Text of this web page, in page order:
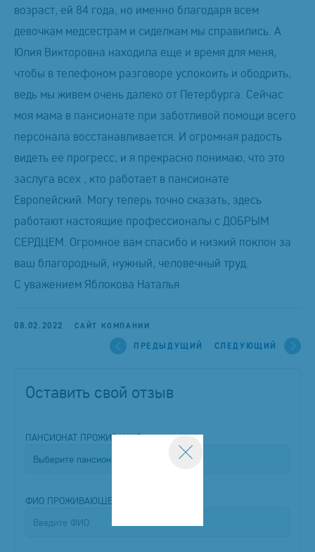
возраст, ей 84 года, но именно благодаря всем
девочкам медсестрам и сиделкам мы справились. А
Юлия Викторовна находила еще и время для меня,
чтобы в телефоном разговоре успокоить и ободрить,
ведь мы живем очень далеко от Петербурга. Сейчас
моя мама в пансионате при заботливой помощи всего
персонала восстанавливается. И огромная радость
видеть ее прогресс, и я прекрасно понимаю, что это
заслуга всех , кто работает в пансионате
Европейский. Могу теперь точно сказать, здесь
работают настоящие профессионалы с ДОБРЫМ
СЕРДЦЕМ. Огромное вам спасибо и низкий поклон за
ваш благородный, нужный, человечный труд.
С уважением Яблокова Наталья
08.02.2022 САЙТ КОМПАНИИ
ПРЕДЫДУЩИЙ СЛЕДУЮЩИЙ
Оставить свой отзыв
ПАНСИОНАТ ПРОЖИВАНИЯ
ФИО ПРОЖИВАЮЩЕГО